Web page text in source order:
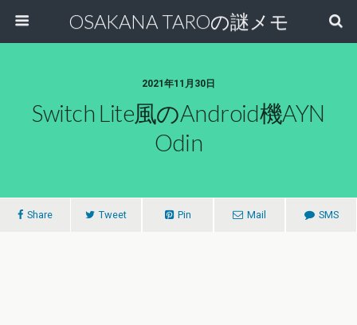
OSAKANA TAROの謎メモ
2021年11月30日
Switch Lite風のAndroid機AYN
Odin
Share Tweet Pin Mail SMS